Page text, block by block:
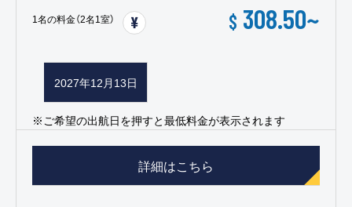
1名の料金（2名1室） $ 308.50~
2027年12月13日
※ご希望の出航日を押すと最低料金が表示されます
詳細はこちら